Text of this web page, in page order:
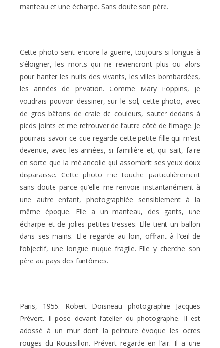
manteau et une écharpe. Sans doute son père.
Cette photo sent encore la guerre, toujours si longue à
s’éloigner, les morts qui ne reviendront plus ou alors
pour hanter les nuits des vivants, les villes bombardées,
les années de privation. Comme Mary Poppins, je
voudrais pouvoir dessiner, sur le sol, cette photo, avec
de gros bâtons de craie de couleurs, sauter dedans à
pieds joints et me retrouver de l’autre côté de l’image. Je
pourrais savoir ce que regarde cette petite fille qui m’est
devenue, avec les années, si familière et, qui sait, faire
en sorte que la mélancolie qui assombrit ses yeux doux
disparaisse. Cette photo me touche particulièrement
sans doute parce qu’elle me renvoie instantanément à
une autre enfant, photographiée sensiblement à la
même époque. Elle a un manteau, des gants, une
écharpe et de jolies petites tresses. Elle tient un ballon
dans ses mains. Elle regarde au loin, offrant à l’œil de
l’objectif, une longue nuque fragile. Elle y cherche son
père au pays des fantômes.
Paris, 1955. Robert Doisneau photographie Jacques
Prévert. Il pose devant l’atelier du photographe. Il est
adossé à un mur dont la peinture évoque les ocres
rouges du Roussillon. Prévert regarde en l’air. Il a une